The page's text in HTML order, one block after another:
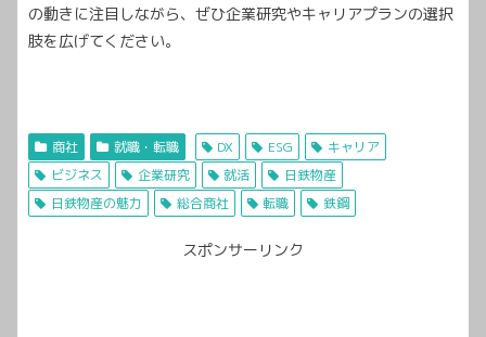
の動きに注目しながら、ぜひ企業研究やキャリアプランの選択
肢を広げてください。
商社 就職・転職 DX ESG
キャリア
ビジネス
企業研究 就活
日鉄物産
日鉄物産の魅力
総合商社 転職 鉄鋼
スポンサーリンク